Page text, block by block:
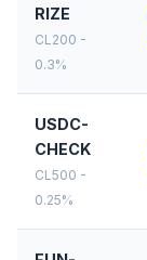
RIZE
CL200 -
0.3%
USDC-
CHECK
CL500 -
0.25%